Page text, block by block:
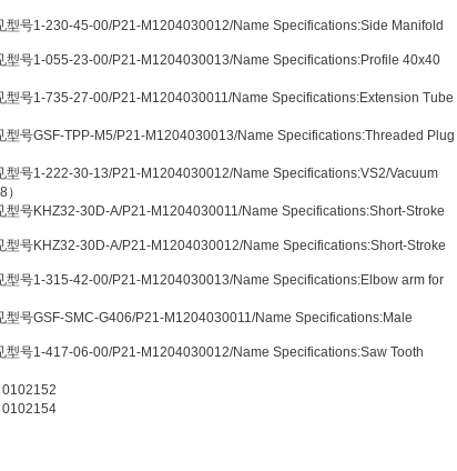
号1-230-45-00/P21-M1204030012/Name Specifications:Side Manifold
型号1-055-23-00/P21-M1204030013/Name Specifications:Profile 40x40
号1-735-27-00/P21-M1204030011/Name Specifications:Extension Tube
号GSF-TPP-M5/P21-M1204030013/Name Specifications:Threaded Plug
号1-222-30-13/P21-M1204030012/Name Specifications:VS2/Vacuum
号KHZ32-30D-A/P21-M1204030011/Name Specifications:Short-Stroke
号KHZ32-30D-A/P21-M1204030012/Name Specifications:Short-Stroke
型号1-315-42-00/P21-M1204030013/Name Specifications:Elbow arm for
号GSF-SMC-G406/P21-M1204030011/Name Specifications:Male
号1-417-06-00/P21-M1204030012/Name Specifications:Saw Tooth
0102152
0102154